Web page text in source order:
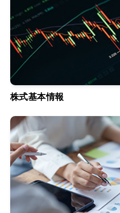
株式基本情報